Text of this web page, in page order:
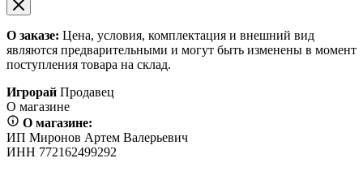
О заказе: Цена, условия, комплектация и внешний вид
являются предварительными и могут быть изменены в момент
поступления товара на склад.
Игрорай Продавец
О магазине
О магазине:
ИП Миронов Артем Валерьевич
ИНН 772162499292